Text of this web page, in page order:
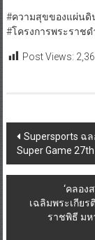
#ความสุขของแผ่นดิ
#โครงการพระราช
Post Views:
Post
navigation
Supersports ฉ
Super Game
‘คลอง
เฉลิมพระเกียร
ราชพิธี มห